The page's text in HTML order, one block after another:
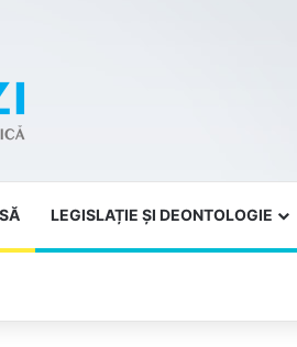
LEGISLAȚIE ȘI DEONTOLOGIE